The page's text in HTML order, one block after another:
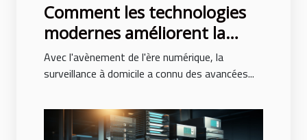
Comment les technologies
modernes améliorent la
surveillance à domicile
Avec l'avènement de l'ère numérique, la
surveillance à domicile a connu des avancées...